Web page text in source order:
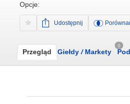
Opcje:
Udostępnij
Przegląd Giełdy /Markety
0